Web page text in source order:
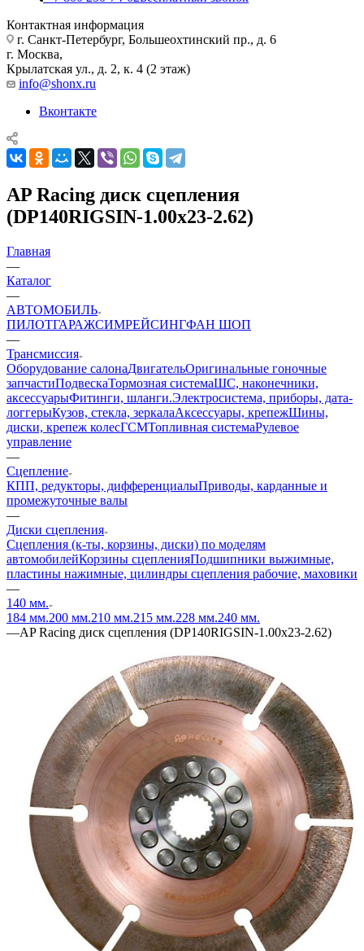
Контактная информация
г. Санкт-Петербург, Большеохтинский пр., д. 6
г. Москва,
Крылатская ул., д. 2, к. 4 (2 этаж)
info@shonx.ru
Вконтакте
AP Racing диск сцепления
(DP140RIGSIN-1.00x23-2.62)
Главная
—
Каталог
—
АВТОМОБИЛЬ
ПИЛОТГАРАЖСИМРЕЙСИНГФАН ШОП
—
Трансмиссия
Оборудование салонаДвигательОригинальные гоночные
запчастиПодвескаТормозная системаШС, наконечники,
аксессуарыФитинги, шланги.Электросистема, приборы, дата-
логгерыКузов, стекла, зеркалаАксессуары, крепежШины,
диски, крепеж колесГСМТопливная системаРулевое
управление
—
Сцепление
КПП, редукторы, дифференциалыПриводы, карданные и
промежуточные валы
—
Диски сцепления
Сцепления (к-ты, корзины, диски) по моделям
автомобилейКорзины сцепленияПодшипники выжимные,
пластины нажимные, цилиндры сцепления рабочие, маховики
—
140 мм.
184 мм.200 мм.210 мм.215 мм.228 мм.240 мм.
—AP Racing диск сцепления (DP140RIGSIN-1.00x23-2.62)